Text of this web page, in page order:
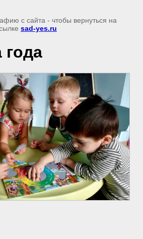
с сайта - чтобы вернуться на
sad-yes.ru
года